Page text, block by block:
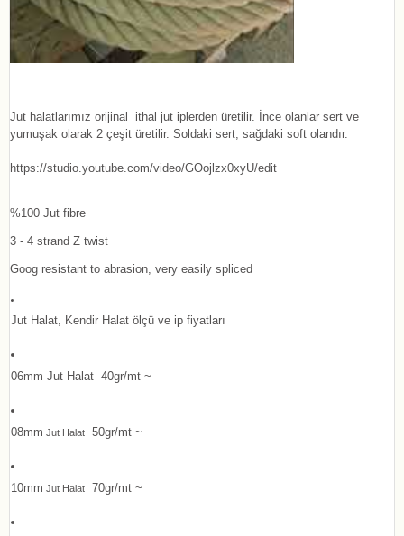
Jut halatlarımız orijinal ithal jut iplerden üretilir. İnce olanlar sert ve
yumuşak olarak 2 çeşit üretilir. Soldaki sert, sağdaki soft olandır.
https://studio.youtube.com/video/GOojlzx0xyU/edit
%100 Jut fibre
3 - 4 strand Z twist
Goog resistant to abrasion, very easily spliced
Jut Halat, Kendir Halat ölçü ve ip fiyatları
06mm Jut Halat 40gr/mt ~
08mm Jut Halat 50gr/mt ~
10mm Jut Halat 70gr/mt ~